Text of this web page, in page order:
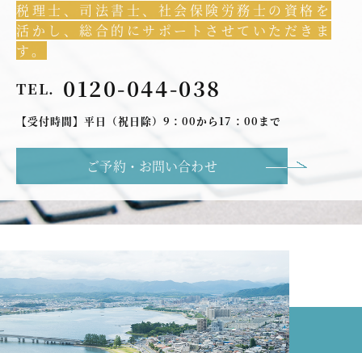
税理士、司法書士、社会保険労務士の資格を
活かし、総合的にサポートさせていただきま
す。
TEL. 0120-044-038
【受付時間】平日（祝日除）9：00から17：00まで
ご予約・お問い合わせ